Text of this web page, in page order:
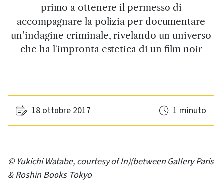
primo a ottenere il permesso di
accompagnare la polizia per documentare
un’indagine criminale, rivelando un universo
che ha l’impronta estetica di un film noir
18 ottobre 2017 1 minuto
© Yukichi Watabe, courtesy of In)(between Gallery Paris
& Roshin Books Tokyo